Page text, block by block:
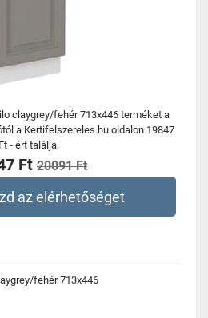
claygrey/fehér 713x446 terméket a
a Kertifelszereles.hu oldalon 19847
Ft - ért találja.
Ft 20091 Ft
az elérhetőséget
fehér 713x446